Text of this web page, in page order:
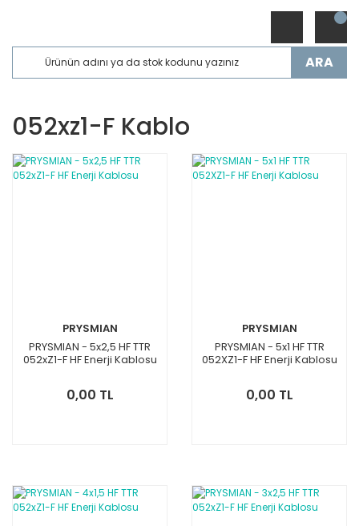
ARA
052xz1-F Kablo
PRYSMIAN
PRYSMIAN - 5x2,5 HF TTR
052xZ1-F HF Enerji Kablosu
0,00 TL
PRYSMIAN
PRYSMIAN - 5x1 HF TTR
052XZ1-F HF Enerji Kablosu
0,00 TL